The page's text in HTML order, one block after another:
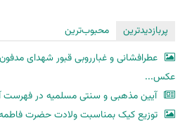
پربازدیدترین
محبوب‌ترین
عطرافشانی و غبارروبی قبور شهدای
عکس...
آیین مذهبی و سنتی مسلمیه در فهرست
توزیع کیک بمناسبت ولادت حضرت